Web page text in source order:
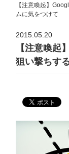
【注意喚起】
ムに気をつけて
2015.05.20
【注意喚
狙い撃ちす